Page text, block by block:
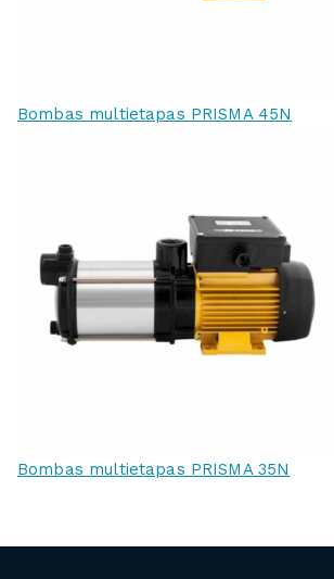
Bombas multietapas PRISMA 45N
Bombas multietapas PRISMA 35N